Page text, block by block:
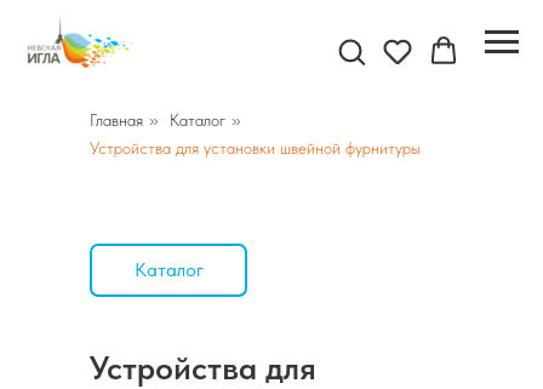
Главная » Каталог »
Устройства для установки швейной фурнитуры
Устройства для
Каталог